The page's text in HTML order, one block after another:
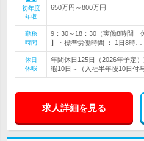
初年度
年収
650万円～800万円
勤務
時間
9：30～18：30（実働8時間
】・標準労働時間 ： 1日8時…
休日
休暇
年間休日125日（2026年予定
暇10日～（入社半年後10日付
求人詳細を見る